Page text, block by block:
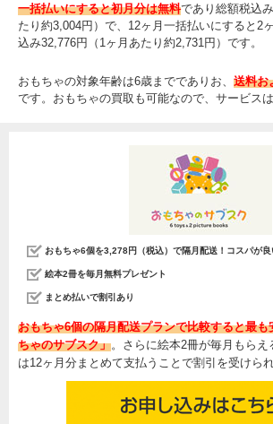
一括払いにすると初月分は無料であり総額税込
たり約3,004円）で、12ヶ月一括払いにすると2
込み32,776円（1ヶ月あたり約2,731円）です。
おもちゃの対象年齢は6歳まででありお、 送料お
です。おもちゃの買取も可能なので、サービス
おもちゃ6個を3,278円（税込）で隔月配送！コスパが良
絵本2冊を毎月無料プレゼント
まとめ払いで割引あり
おもちゃ6個の隔月配送プランで比較すると最も
ちゃのサブスク」。さらに絵本2冊が毎月もらえ
は12ヶ月分まとめて支払うことで割引を受けられ